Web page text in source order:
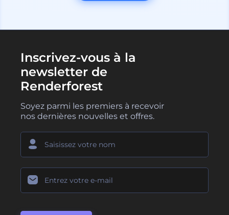
Inscrivez-vous à la
newsletter de
Renderforest
Soyez parmi les premiers à recevoir
nos dernières nouvelles et offres.